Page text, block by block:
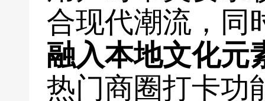
合现代潮流，同
融入本地文化元
热门商圈打卡功